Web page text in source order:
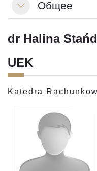
СвернутьОбщее
dr Halina
UEK
Katedra